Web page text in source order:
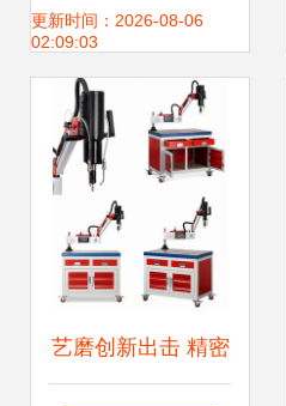
务 助力食品工厂科
学筹建与高效运营
更新时间：2026-08-06
02:09:03
艺磨创新出击 精密